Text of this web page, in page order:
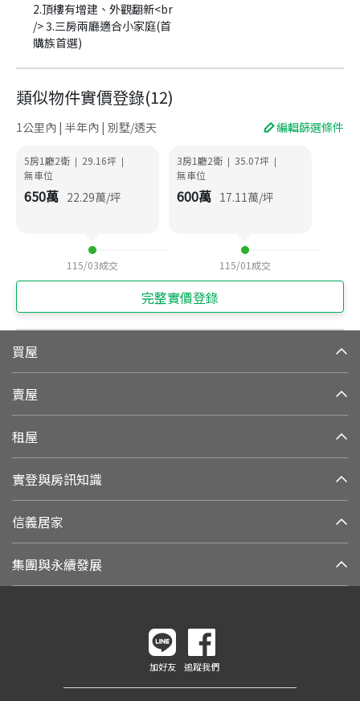
2.頂樓有增建、外觀翻新<br
/> 3.三房兩廳適合小家庭(首
購族首選)
類似物件實價登錄(12)
1公里內 | 半年內 | 別墅/透天 編輯篩選條件
5房1廳2衛 | 29.16坪 |
無車位
650萬 22.29萬/坪
115/03成交
3房1廳2衛 | 35.07坪 |
無車位
600萬 17.11萬/坪
115/01 成交
完整實價登錄
買屋
賣屋
租屋
實登與房訊知識
信義居家
集團與永續發展
加好友 追蹤我們